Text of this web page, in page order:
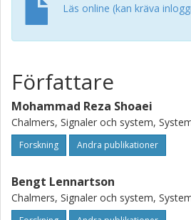
Läs online (kan kräva
Författare
Mohammad Reza Shoaei
Chalmers, Signaler och system,
Forskning Andra publikationer
Bengt Lennartson
Chalmers, Signaler och system,